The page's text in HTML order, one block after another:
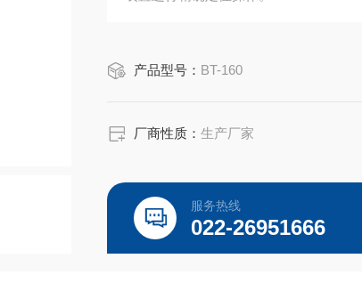
产品型号： BT-160
厂商性质：生产厂家
服务热线
022-26951666